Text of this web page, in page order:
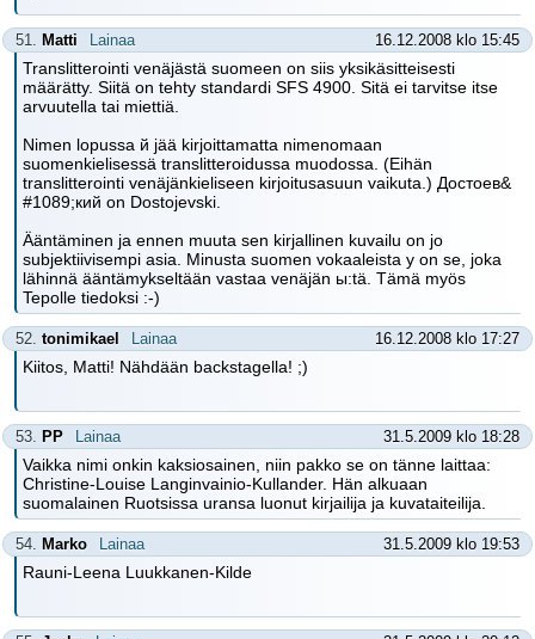
51. Matti Lainaa 16.12.2008 klo 15:45
Translitterointi venäjästä suomeen on siis yksikäsitteisesti
määrätty. Siitä on tehty standardi SFS 4900. Sitä ei tarvitse itse
arvuutella tai miettiä.
Nimen lopussa й jää kirjoittamatta nimenomaan
suomenkielisessä translitteroidussa muodossa. (Eihän
translitterointi venäjänkieliseen kirjoitusasuun vaikuta.) Достоев&
#1089;кий on Dostojevski.
Ääntäminen ja ennen muuta sen kirjallinen kuvailu on jo
subjektiivisempi asia. Minusta suomen vokaaleista y on se, joka
lähinnä ääntämykseltään vastaa venäjän ы:tä. Tämä myös
Tepolle tiedoksi :-)
52. tonimikael Lainaa 16.12.2008 klo 17:27
Kiitos, Matti! Nähdään backstagella! ;)
53. PP Lainaa 31.5.2009 klo 18:28
Vaikka nimi onkin kaksiosainen, niin pakko se on tänne laittaa:
Christine-Louise Langinvainio-Kullander. Hän alkuaan
suomalainen Ruotsissa uransa luonut kirjailija ja kuvataiteilija.
54. Marko Lainaa 31.5.2009 klo 19:53
Rauni-Leena Luukkanen-Kilde